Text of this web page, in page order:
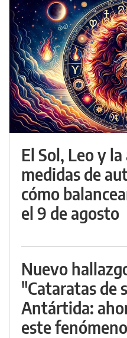
El Sol, Leo y
medidas de
cómo
el 9 de agosto
Nuevo
"Cataratas de
Antártida:
este